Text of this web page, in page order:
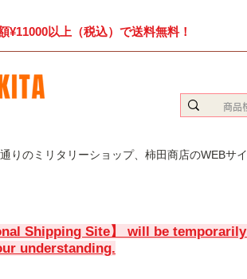
¥11000以上（税込）で送料無料！
のミリタリーショップ、柿田商店のWEBサイ
Shipping Site】 will be
understanding.